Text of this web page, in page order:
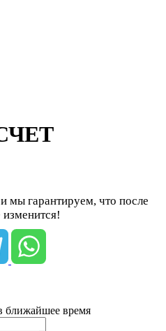
мы гарантируем, что после
ближайшее время